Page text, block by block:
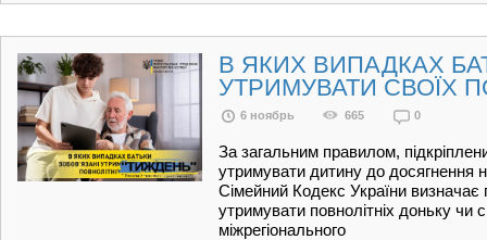
В ЯКИХ ВИПАДКАХ
УТРИМУВАТИ СВОЇХ
6 ноябрь 665 0
За загальним правилом,
утримувати дитину до досягнення
Сімейний Кодекс України визначає
утримувати повнолітніх доньку чи
міжрегіонального